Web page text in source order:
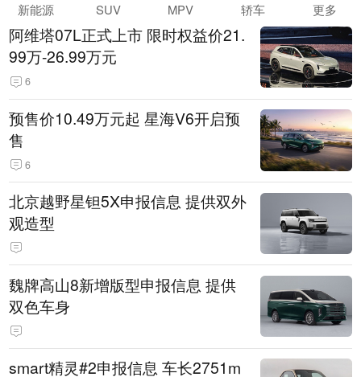
新能源 SUV MPV 轿车 更多
阿维塔07L正式上市 限时权益价21.
99万-26.99万元
6
预售价10.49万元起 星海V6开启预
售
6
北京越野星钽5X申报信息 提供双外
观造型
魏牌高山8新增版型申报信息 提供
双色车身
smart精灵#2申报信息 车长2751m